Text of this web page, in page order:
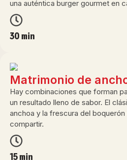
una auténtica burger gourmet en
30 min
Matrimonio de
Hay combinaciones que forman
un resultado lleno de sabor. El
anchoa y la frescura del
compartir.
15 min